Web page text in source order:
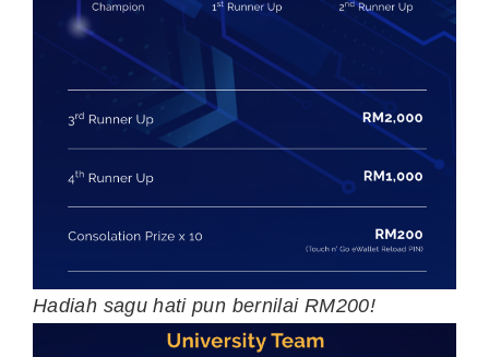
Hadiah sagu hati pun bernilai RM200!